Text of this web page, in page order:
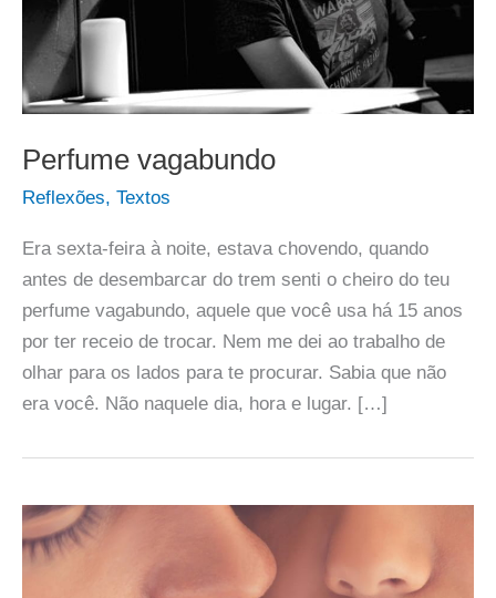
Perfume vagabundo
Reflexões, Textos
Era sexta-feira à noite, estava chovendo, quando
antes de desembarcar do trem senti o cheiro do teu
perfume vagabundo, aquele que você usa há 15 anos
por ter receio de trocar. Nem me dei ao trabalho de
olhar para os lados para te procurar. Sabia que não
era você. Não naquele dia, hora e lugar. […]